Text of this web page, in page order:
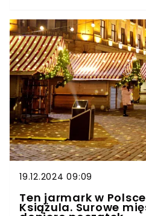
taki przypadek dużego
korzystać.
19.12.2024 09:09
Ten jarmark w
Książula. Surowe